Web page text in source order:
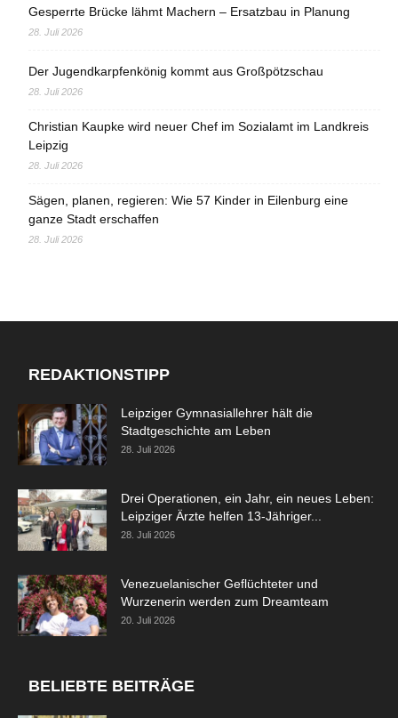
Gesperrte Brücke lähmt Machern – Ersatzbau in Planung
28. Juli 2026
Der Jugendkarpfenkönig kommt aus Großpötzschau
28. Juli 2026
Christian Kaupke wird neuer Chef im Sozialamt im Landkreis
Leipzig
28. Juli 2026
Sägen, planen, regieren: Wie 57 Kinder in Eilenburg eine
ganze Stadt erschaffen
28. Juli 2026
REDAKTIONSTIPP
Leipziger Gymnasiallehrer hält die
Stadtgeschichte am Leben
28. Juli 2026
Drei Operationen, ein Jahr, ein neues Leben:
Leipziger Ärzte helfen 13-Jähriger...
28. Juli 2026
Venezuelanischer Geflüchteter und
Wurzenerin werden zum Dreamteam
20. Juli 2026
BELIEBTE BEITRÄGE